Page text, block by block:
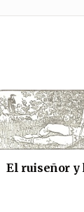
El ruiseñor y